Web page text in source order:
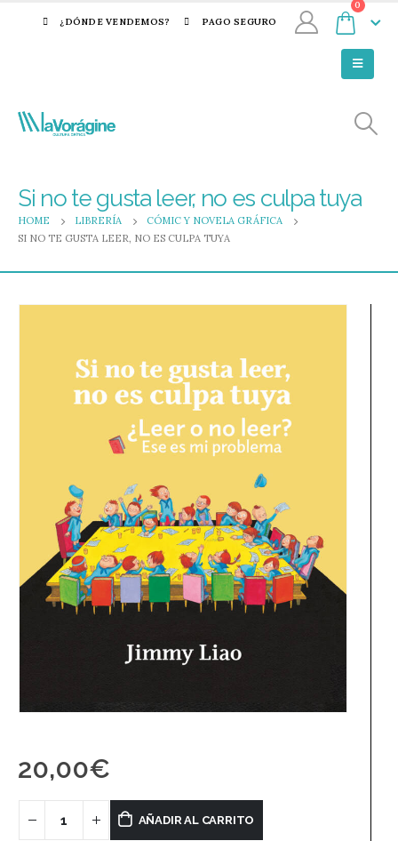
¿DÓNDE VENDEMOS? PAGO SEGURO
0
Si no te gusta leer, no es culpa tuya
HOME LIBRERÍA
CÓMIC Y NOVELA GRÁFICA
SI NO TE GUSTA LEER, NO ES CULPA TUYA
20,00€
AÑADIR AL CARRITO